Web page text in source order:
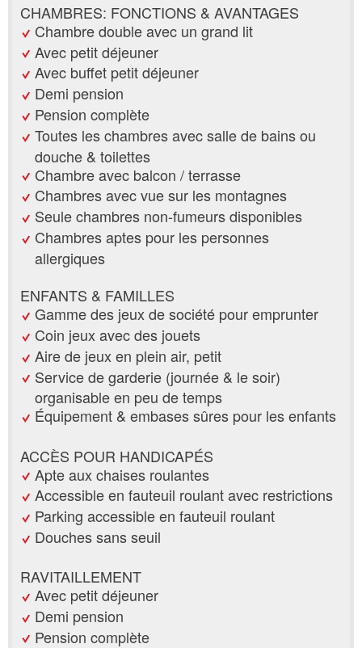
CHAMBRES: FONCTIONS & AVANTAGES
Chambre double avec un grand lit
Avec petit déjeuner
Avec buffet petit déjeuner
Demi pension
Pension complète
Toutes les chambres avec salle de bains ou
douche & toilettes
Chambre avec balcon / terrasse
Chambres avec vue sur les montagnes
Seule chambres non-fumeurs disponibles
Chambres aptes pour les personnes
allergiques
ENFANTS & FAMILLES
Gamme des jeux de société pour emprunter
Coin jeux avec des jouets
Aire de jeux en plein air, petit
Service de garderie (journée & le soir)
organisable en peu de temps
Équipement & embases sûres pour les enfants
ACCÈS POUR HANDICAPÉS
Apte aux chaises roulantes
Accessible en fauteuil roulant avec restrictions
Parking accessible en fauteuil roulant
Douches sans seuil
RAVITAILLEMENT
Avec petit déjeuner
Demi pension
Pension complète